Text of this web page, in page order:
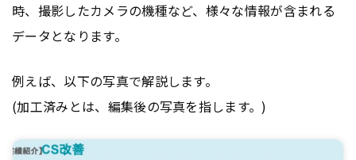
時、撮影したカメラの機種など、様々な情報が含まれる
データとなります。
例えば、以下の写真で解説します。
(加工済みとは、編集後の写真を指します。)